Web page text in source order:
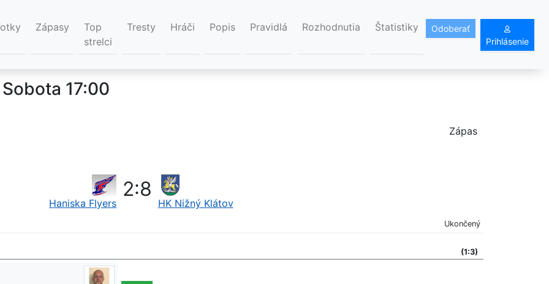
Zápasy
Top
strelci
Tresty Hráči Popis Pravidlá Rozhodnutia Štatistiky
Odoberať
Prihlásenie
17:00
Zápas
Haniska Flyers
2:8
HK Nižný Klátov
Ukončený
(1:3)